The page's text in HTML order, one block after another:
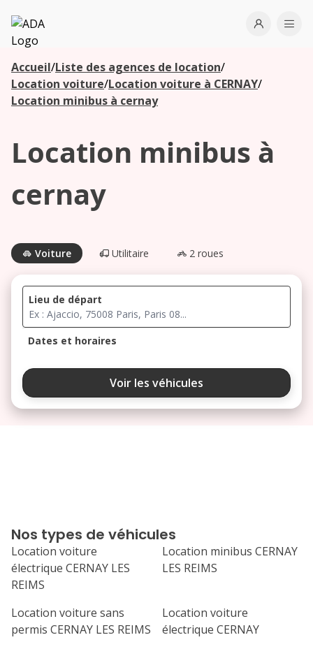
ADA
Open
Accueil/Liste des agences de location/
Location voiture/Location voiture à CERNAY/
Location minibus à cernay
Location minibus à
cernay
Voiture Utilitaire 2 roues
Lieu de départ
Dates et horaires
août 2026
ma me
24 25 26
31
lu ma me je
Voir les véhicules
Nos types de véhicules
Location voiture
électrique CERNAY LES
REIMS
Location minibus CERNAY
LES REIMS
Location voiture sans
permis CERNAY LES REIMS
Location voiture
électrique CERNAY
Les
agences à
proximité
Commencez
recherche
proximité